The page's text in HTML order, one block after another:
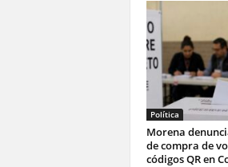
Política
Morena
de compra de
códigos QR en